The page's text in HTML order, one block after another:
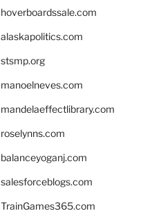
hoverboardssale.com
alaskapolitics.com
stsmp.org
manoelneves.com
mandelaeffectlibrary.com
roselynns.com
balanceyoganj.com
salesforceblogs.com
TrainGames365.com